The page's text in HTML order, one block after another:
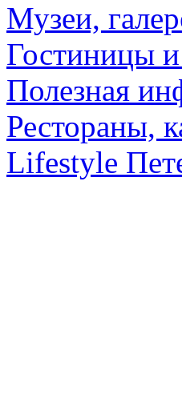
Музеи,
Гостиницы
Полезная
Рестораны,
Lifestyle